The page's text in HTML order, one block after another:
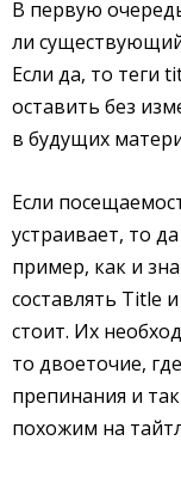
В первую
ли
Если да, то теги
оставить без
в будущих
Если
устраивает, то
пример, как и
составлять Title
стоит. Их
то двоеточие,
препинания и
похожим на